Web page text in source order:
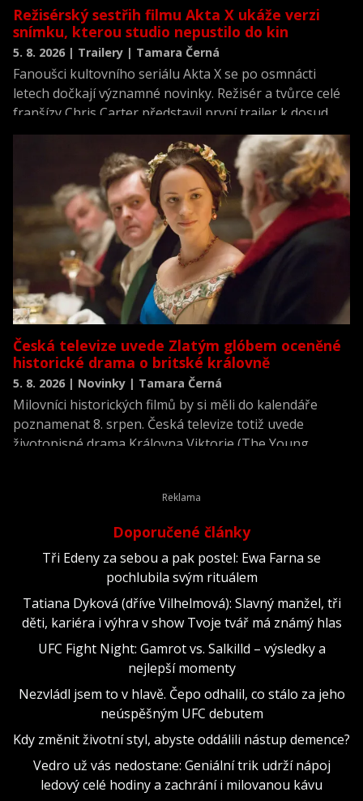
Režisérský sestřih filmu Akta X ukáže verzi
snímku, kterou studio nepustilo do kin
5. 8. 2026 | Trailery | Tamara Černá
Fanoušci kultovního seriálu Akta X se po osmnácti
letech dočkají významné novinky. Režisér a tvůrce celé
franšízy Chris Carter představil první trailer k dosud
neviděné režisérské verzi filmu Akta X: Chci uvěřit.
Česká televize uvede Zlatým glóbem oceněné
historické drama o britské královně
5. 8. 2026 | Novinky | Tamara Černá
Milovníci historických filmů by si měli do kalendáře
poznamenat 8. srpen. Česká televize totiž uvede
životopisné drama Královna Viktorie (The Young
Doporučené články
Tři Edeny za sebou a pak postel: Ewa Farna se
pochlubila svým rituálem
Tatiana Dyková (dříve Vilhelmová): Slavný manžel, tři
děti, kariéra i výhra v show Tvoje tvář má známý hlas
UFC Fight Night: Gamrot vs. Salkilld – výsledky a
nejlepší momenty
Nezvládl jsem to v hlavě. Čepo odhalil, co stálo za jeho
neúspěšným UFC debutem
Kdy změnit životní styl, abyste oddálili nástup demence?
Vedro už vás nedostane: Geniální trik udrží nápoj
ledový celé hodiny a zachrání i milovanou kávu